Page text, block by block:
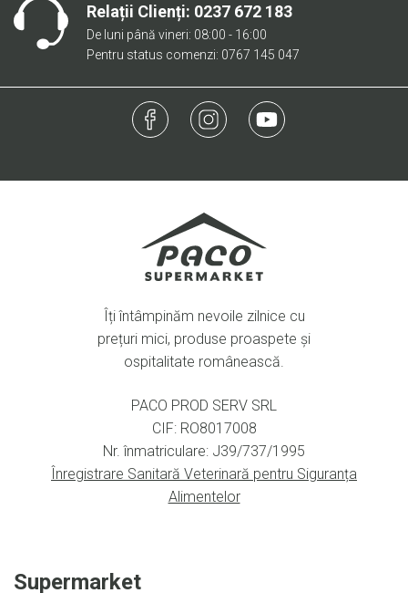
Relații Clienți: 0237 672 183
De luni până vineri: 08:00 - 16:00
Pentru status comenzi: 0767 145 047
Îți întâmpinăm nevoile zilnice cu
prețuri mici, produse proaspete și
ospitalitate românească.
PACO PROD SERV SRL
CIF: RO8017008
Nr. înmatriculare: J39/737/1995
Înregistrare Sanitară Veterinară pentru Siguranța
Alimentelor
Supermarket